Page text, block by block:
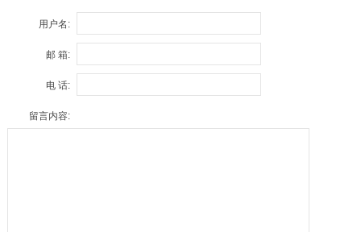
用户名:
邮 箱:
电 话:
留言内容: